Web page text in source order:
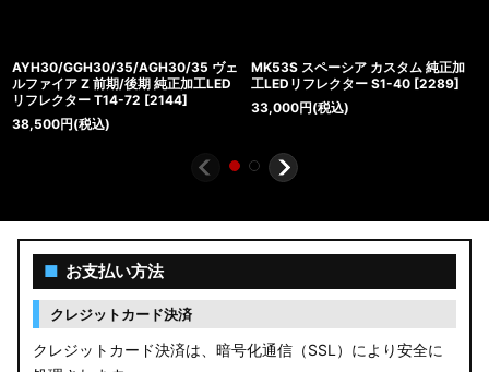
AYH30/GGH30/35/AGH30/35 ヴェ
ルファイア Z 前期/後期 純正加工LED
リフレクター T14-72 [2144]
38,500円(税込)
MK53S スペーシア カスタム 純正加
工LEDリフレクター S1-40 [2289]
33,000円(税込)
■ お支払い方法
クレジットカード決済
クレジットカード決済は、暗号化通信（SSL）により安全に